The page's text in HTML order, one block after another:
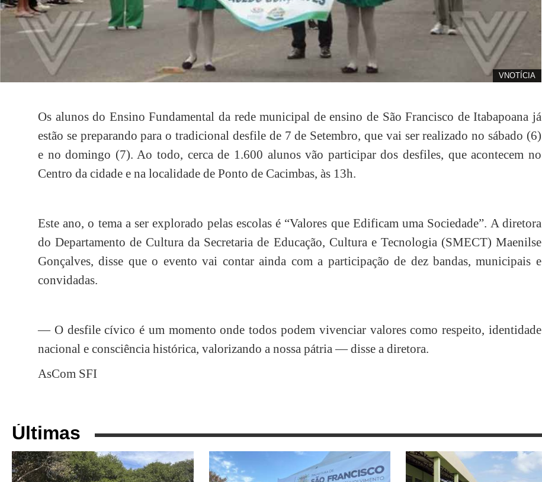
VNOTÍCIA
Os alunos do Ensino Fundamental da rede municipal de ensino de São Francisco de Itabapoana já
estão se preparando para o tradicional desfile de 7 de Setembro, que vai ser realizado no sábado (6)
e no domingo (7). Ao todo, cerca de 1.600 alunos vão participar dos desfiles, que acontecem no
Centro da cidade e na localidade de Ponto de Cacimbas, às 13h.
Este ano, o tema a ser explorado pelas escolas é “Valores que Edificam uma Sociedade”. A diretora
do Departamento de Cultura da Secretaria de Educação, Cultura e Tecnologia (SMECT) Maenilse
Gonçalves, disse que o evento vai contar ainda com a participação de dez bandas, municipais e
convidadas.
— O desfile cívico é um momento onde todos podem vivenciar valores como respeito, identidade
nacional e consciência histórica, valorizando a nossa pátria — disse a diretora.
AsCom SFI
Últimas